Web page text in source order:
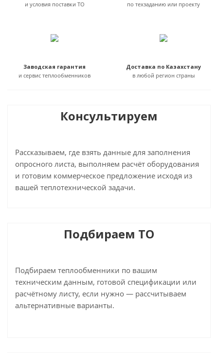
и условия поставки ТО
по техзаданию или проекту
Заводская гарантия
и сервис теплообменников
Доставка по Казахстану
в любой регион страны
Консультируем
Рассказываем, где взять данные для заполнения
опросного листа, выполняем расчёт оборудования
и готовим коммерческое предложение исходя из
вашей теплотехнической задачи.
Подбираем ТО
Подбираем теплообменники по вашим
техническим данным, готовой спецификации или
расчётному листу, если нужно — рассчитываем
альтернативные варианты.